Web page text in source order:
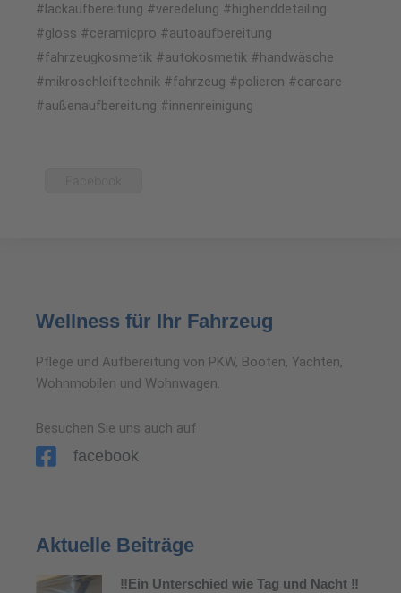
#lackaufbereitung #veredelung #highenddetailing
#gloss #ceramicpro #autoaufbereitung
#fahrzeugkosmetik #autokosmetik #handwäsche
#mikroschleiftechnik #fahrzeug #polieren #carcare
#außenaufbereitung #innenreinigung
Wellness für Ihr Fahrzeug
Pflege und Aufbereitung von PKW, Booten, Yachten,
Wohnmobilen und Wohnwagen.
Besuchen Sie uns auch auf
facebook
Aktuelle Beiträge
‼️Ein Unterschied wie Tag und Nacht ‼️